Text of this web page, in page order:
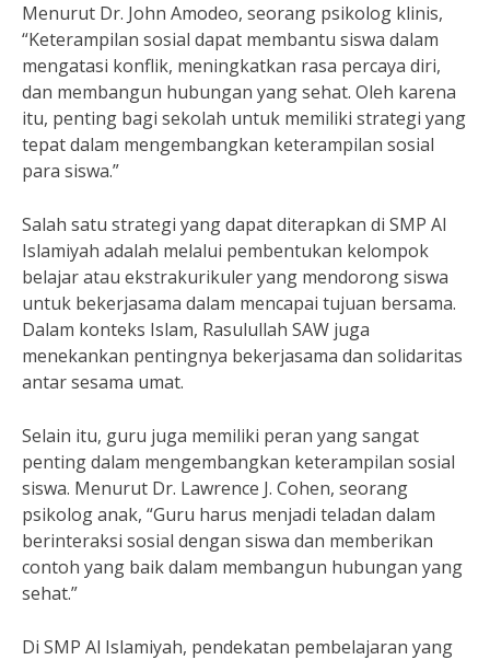
Menurut Dr. John Amodeo, seorang psikolog klinis,
“Keterampilan sosial dapat membantu siswa dalam
mengatasi konflik, meningkatkan rasa percaya diri,
dan membangun hubungan yang sehat. Oleh karena
itu, penting bagi sekolah untuk memiliki strategi yang
tepat dalam mengembangkan keterampilan sosial
para siswa.”
Salah satu strategi yang dapat diterapkan di SMP Al
Islamiyah adalah melalui pembentukan kelompok
belajar atau ekstrakurikuler yang mendorong siswa
untuk bekerjasama dalam mencapai tujuan bersama.
Dalam konteks Islam, Rasulullah SAW juga
menekankan pentingnya bekerjasama dan solidaritas
antar sesama umat.
Selain itu, guru juga memiliki peran yang sangat
penting dalam mengembangkan keterampilan sosial
siswa. Menurut Dr. Lawrence J. Cohen, seorang
psikolog anak, “Guru harus menjadi teladan dalam
berinteraksi sosial dengan siswa dan memberikan
contoh yang baik dalam membangun hubungan yang
sehat.”
Di SMP Al Islamiyah, pendekatan pembelajaran yang